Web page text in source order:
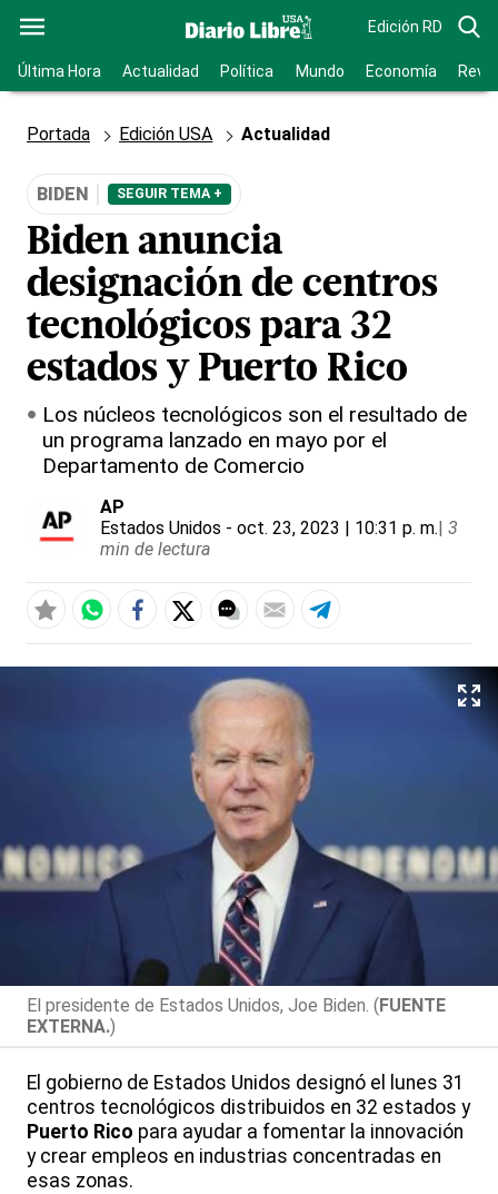
Edición RD
Última Hora Actualidad Política Mundo Economía
Portada Edición USA Actualidad
BIDEN SEGUIR TEMA +
Biden anuncia
designación de centros
tecnológicos para 32
estados y Puerto Rico
Los núcleos tecnológicos son el resultado de
un programa lanzado en mayo por el
Departamento de Comercio
AP
Estados Unidos - oct. 23, 2023 | 10:31 p. m.| 3
min de lectura
El presidente de Estados Unidos, Joe Biden. (FUENTE
EXTERNA.)
El gobierno de Estados Unidos designó el lunes 31
centros tecnológicos distribuidos en 32 estados y
Puerto Rico para ayudar a fomentar la innovación
y crear empleos en industrias concentradas en
esas zonas.